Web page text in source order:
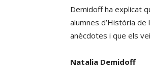
Demidoff ha explicat
alumnes d’Història
anècdotes i que els
Natalia Demidoff